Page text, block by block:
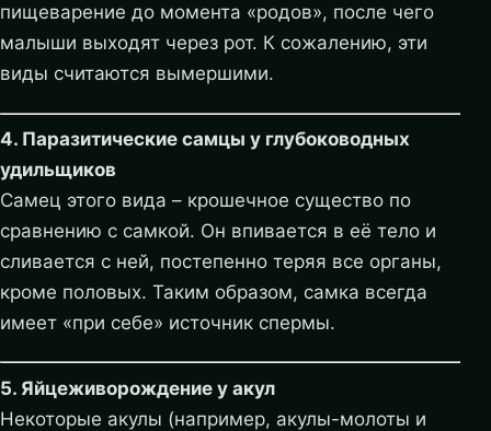
пищеварение до момента «родов», после чего
малыши выходят через рот. К сожалению, эти
виды считаются вымершими.
4. Паразитические самцы у глубоководных
удильщиков
Самец этого вида – крошечное существо по
сравнению с самкой. Он впивается в её тело и
сливается с ней, постепенно теряя все органы,
кроме половых. Таким образом, самка всегда
имеет «при себе» источник спермы.
5. Яйцеживорождение у акул
Некоторые акулы (например, акулы-молоты и